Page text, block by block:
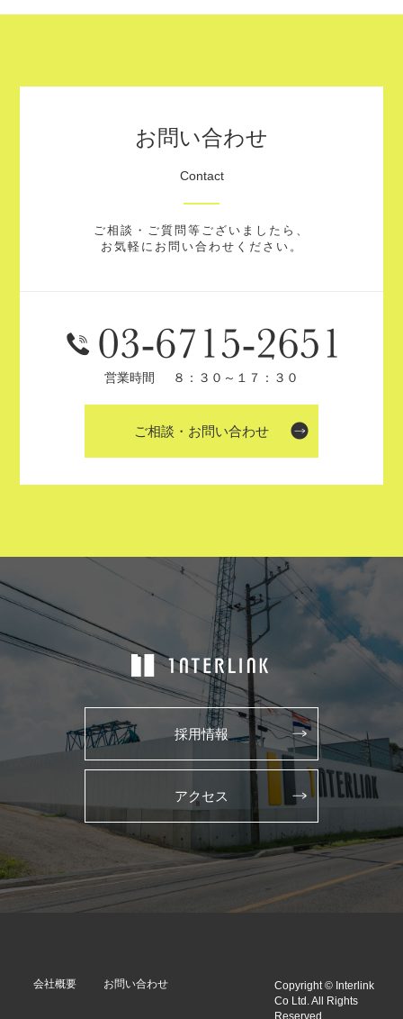
お問い合わせ
Contact
ご相談・ご質問等ございましたら、
お気軽にお問い合わせください。
営業時間 ８：３０～１７：３０
ご相談・お問い合わせ
採用情報
アクセス
会社概要 お問い合わせ
Copyright © Interlink
Co Ltd. All Rights
Reserved